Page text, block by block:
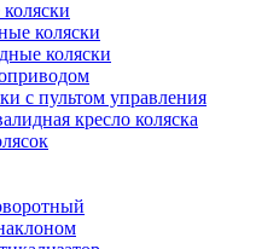
коляски
коляски
с пультом управления
кресло коляска